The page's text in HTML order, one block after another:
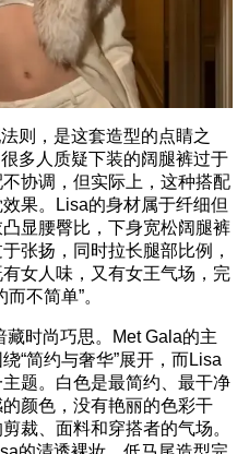
，是这套造型的点睛之
多人质疑下装的阔腿裤过于
协调，但实际上，这种搭配
果。Lisa的身材属于纤细但
显腰臀比，下身宽松阔腿裤
张扬，同时拉长腿部比例，
女人味，又有女王气场，完
不简单”。
时尚巧思。Met Gala的主
“简约与奢华”展开，而Lisa
题。白色是最简约、最干净
颜色，没有艳丽的色彩干
裁、面料和穿搭者的气场。